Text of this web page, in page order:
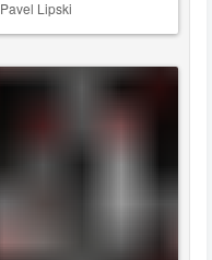
Pavel Lipski